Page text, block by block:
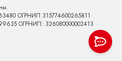
ОГРНИП 315774600265811
ОГРНИП: 326080000002413